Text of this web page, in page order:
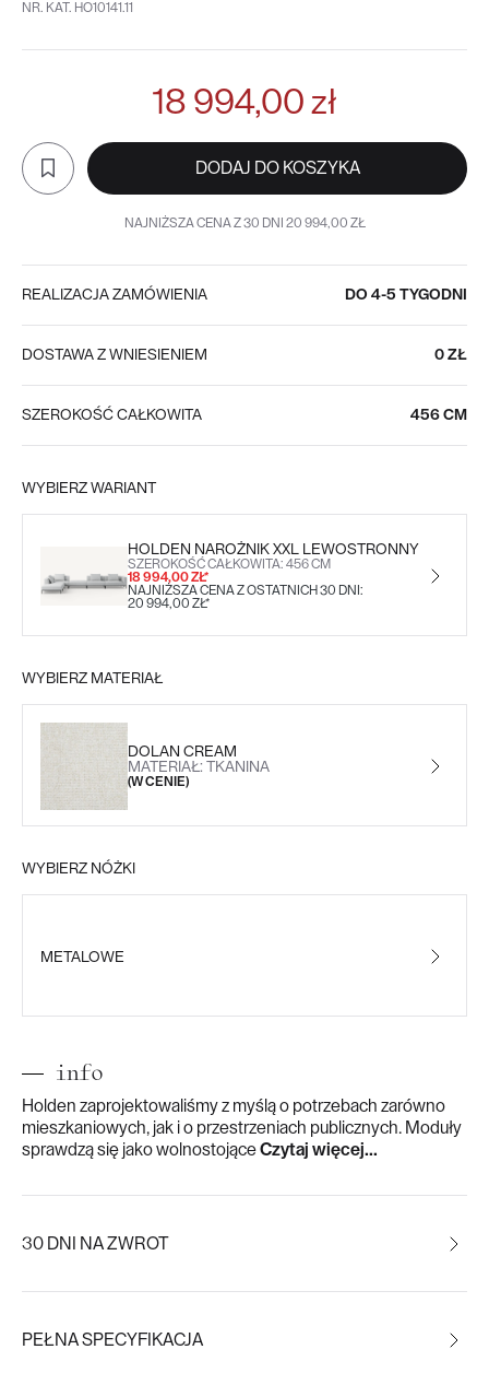
info
Holden zaprojektowaliśmy z myślą o potrzebach zarówno
mieszkaniowych, jak i o przestrzeniach publicznych. Moduły
sprawdzą się jako wolnostojąceCzytaj więcej...
NR. KAT. HO10141.11
18 994,00 zł
DODAJ DO KOSZYKA
NAJNIŻSZA CENA Z 30 DNI 20 994,00 ZŁ
REALIZACJA ZAMÓWIENIA DO 4-5 TYGODNI
DOSTAWA Z WNIESIENIEM 0 ZŁ
SZEROKOŚĆ CAŁKOWITA 456 CM
WYBIERZ WARIANT
HOLDEN NAROŻNIK XXL LEWOSTRONNY
SZEROKOŚĆ CAŁKOWITA: 456 CM
18 994,00 ZŁ*
NAJNIŻSZA CENA Z OSTATNICH 30 DNI:
20 994,00 ZŁ*
WYBIERZ MATERIAŁ
DOLAN CREAM
MATERIAŁ: TKANINA
(W CENIE)
WYBIERZ NÓŻKI
METALOWE
30 DNI NA ZWROT
PEŁNA SPECYFIKACJA